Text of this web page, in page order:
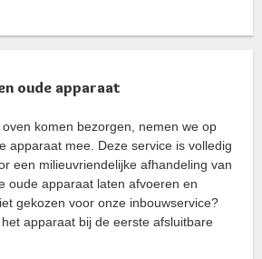
oude apparaat
komen bezorgen, nemen we op
apparaat mee. Deze service is volledig
een milieuvriendelijke afhandeling van
oude apparaat laten afvoeren en
gekozen voor onze inbouwservice?
apparaat bij de eerste afsluitbare